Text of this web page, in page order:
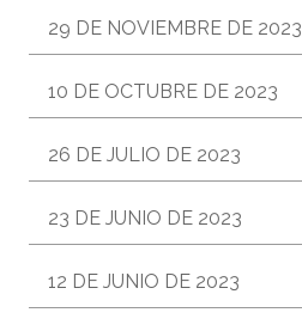
29 DE NOVIEMBRE DE 2023
10 DE OCTUBRE DE 2023
26 DE JULIO DE 2023
23 DE JUNIO DE 2023
12 DE JUNIO DE 2023